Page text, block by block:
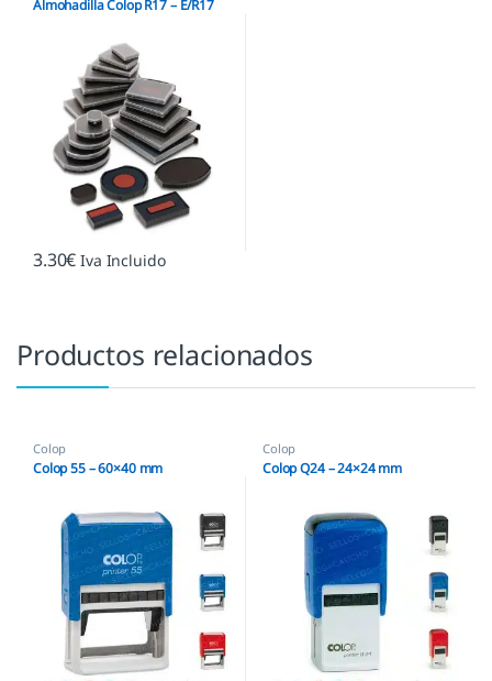
Almohadilla Colop R17 – E/R17
3.30€ Iva Incluido
Productos relacionados
Colop
Colop 55 – 60×40 mm
Colop
Colop Q24 – 24×24 mm